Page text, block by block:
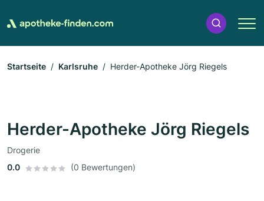
Startseite Karlsruhe Herder-Apotheke Jörg Riegels
Herder-Apotheke Jörg Riegels
Drogerie
0.0
(0 Bewertungen)